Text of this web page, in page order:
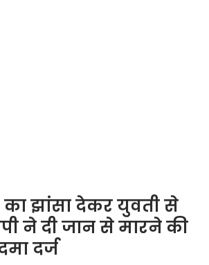
का झांसा देकर युवती से
ने दी जान से मारने की
दर्ज